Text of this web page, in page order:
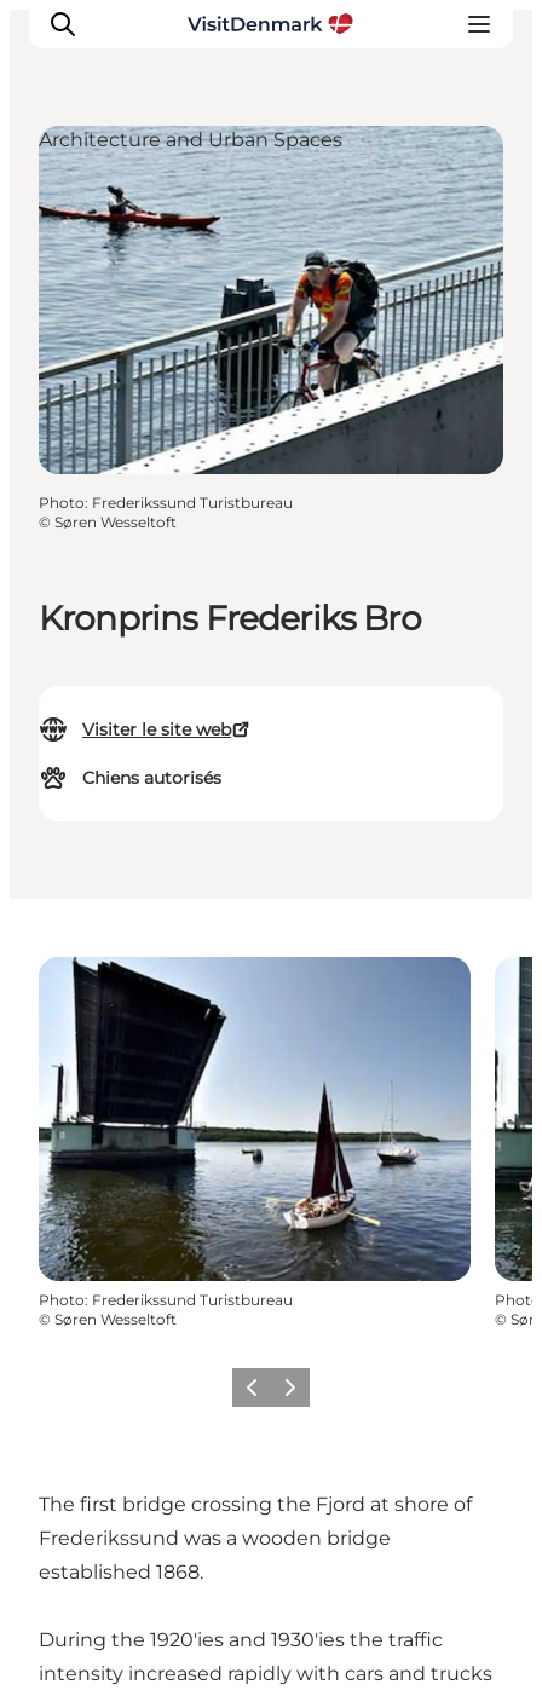
Inspirations
Destinations
Quoi faire
Hébergements
Planifiez votre voyage
Kronprins Frederiks Bro
Visiter le site web
Chiens autorisés
Architecture and Urban Spaces
Photo: Frederikssund Turistbureau
© Søren Wesseltoft
Photo: Frederikssund Turistbureau
© Søren Wesseltoft
Photo
©
PrécédentSuivant
The first bridge crossing the Fjord at shore of
Frederikssund was a wooden bridge
established 1868.
During the 1920'ies and 1930'ies the traffic
intensity increased rapidly with cars and trucks